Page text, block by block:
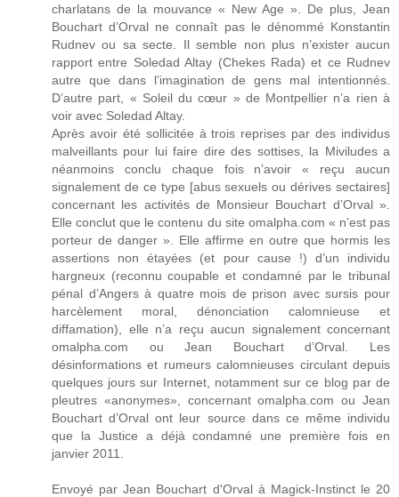
charlatans de la mouvance « New Age ». De plus, Jean
Bouchart d’Orval ne connaît pas le dénommé Konstantin
Rudnev ou sa secte. Il semble non plus n’exister aucun
rapport entre Soledad Altay (Chekes Rada) et ce Rudnev
autre que dans l’imagination de gens mal intentionnés.
D’autre part, « Soleil du cœur » de Montpellier n’a rien à
voir avec Soledad Altay.
Après avoir été sollicitée à trois reprises par des individus
malveillants pour lui faire dire des sottises, la Miviludes a
néanmoins conclu chaque fois n’avoir « reçu aucun
signalement de ce type [abus sexuels ou dérives sectaires]
concernant les activités de Monsieur Bouchart d’Orval ».
Elle conclut que le contenu du site omalpha.com « n’est pas
porteur de danger ». Elle affirme en outre que hormis les
assertions non étayées (et pour cause !) d’un individu
hargneux (reconnu coupable et condamné par le tribunal
pénal d’Angers à quatre mois de prison avec sursis pour
harcèlement moral, dénonciation calomnieuse et
diffamation), elle n’a reçu aucun signalement concernant
omalpha.com ou Jean Bouchart d’Orval. Les
désinformations et rumeurs calomnieuses circulant depuis
quelques jours sur Internet, notamment sur ce blog par de
pleutres «anonymes», concernant omalpha.com ou Jean
Bouchart d’Orval ont leur source dans ce même individu
que la Justice a déjà condamné une première fois en
janvier 2011.
Envoyé par Jean Bouchart d'Orval à Magick-Instinct le 20